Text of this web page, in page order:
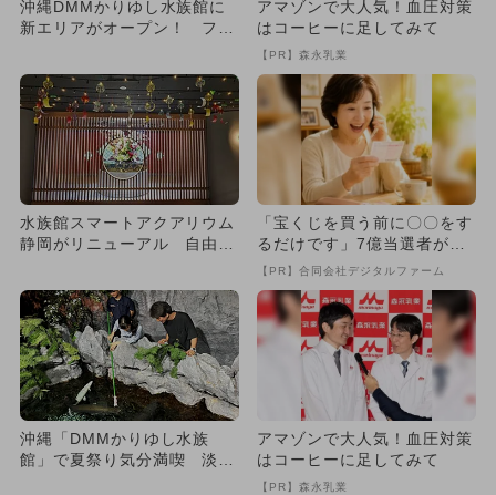
沖縄DMMかりゆし水族館に
新エリアがオープン！ フク
アマゾンで大人気！血圧対策
はコーヒーに足してみて
【PR】森永乳業
水族館スマートアクアリウム
静岡がリニューアル 自由研
「宝くじを買う前に〇〇をす
るだけです」7億当選者が続
出
【PR】合同会社デジタルファーム
沖縄「DMMかりゆし水族
館」で夏祭り気分満喫 淡水
アマゾンで大人気！血圧対策
はコーヒーに足してみて
【PR】森永乳業